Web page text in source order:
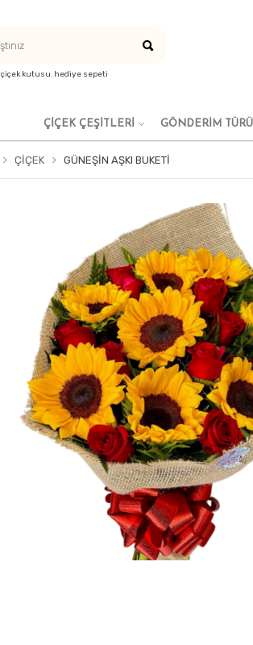
çiçek kutusu, hediye sepeti
ÇIÇEK ÇEŞITLERI GÖNDERİM TÜRÜ
ÇIÇEK GÜNEŞIN AŞKI BUKETI